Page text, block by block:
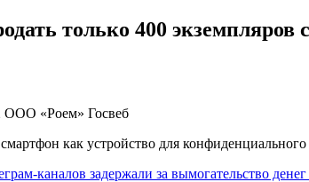
только 400 экземпляров
ООО «Роем» Госвеб
как устройство для
каналов задержали за вымогательство денег